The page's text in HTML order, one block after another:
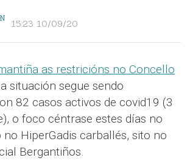
15:23 10/09/20
as restricións no Concello
a situación segue sendo
82 casos activos de covid19 (3
o foco céntrase estes días no
HiperGadis carballés, sito no
Bergantiños.